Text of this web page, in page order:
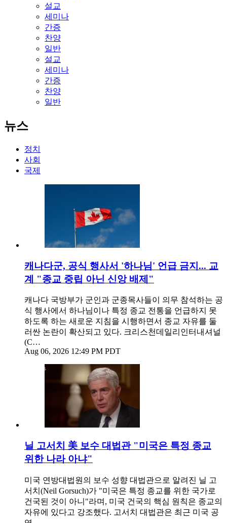
설교
세미나
간증
찬양
일반
설교
세미나
간증
찬양
일반
뉴스
정치
사회
국제
캐나다군, 공식 행사서 '하나님' 언급 금지... 교
계 "종교 중립 아닌 신앙 배제"
캐나다 국방부가 군인과 군종목사들이 의무 참석하는 공
식 행사에서 하나님이나 특정 종교 전통을 언급하지 못
하도록 하는 새로운 지침을 시행하면서 종교 자유를 둘
러싼 논란이 확산되고 있다. 크리스천데일리인터내셔널
(C…
Aug 06, 2026 12:49 PM PDT
닐 고서치 美 보수 대법관 "미국은 특정 종교
위한 나라 아냐"
미국 연방대법원의 보수 성향 대법관으로 알려진 닐 고
서치(Neil Gorsuch)가 "미국은 특정 종교를 위한 국가로
건국된 것이 아니"라며, 미국 건국의 핵심 원칙은 종교의
자유에 있다고 강조했다. 고서치 대법관은 최근 미국 공